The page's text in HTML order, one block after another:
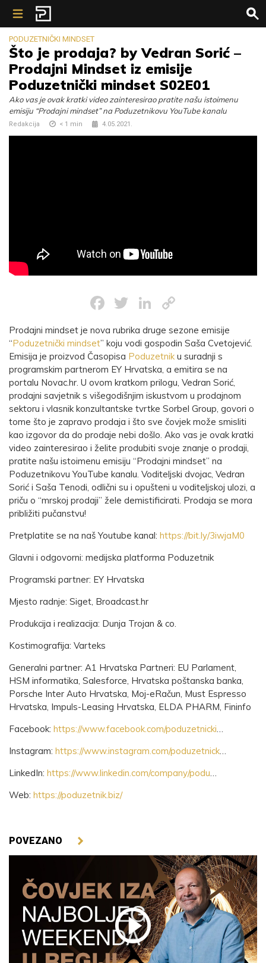
Skip to content
PODUZETNIČKI MINDSET
Što je prodaja? by Vedran Sorić –
Prodajni Mindset iz emisije
Poduzetnički mindset S02E01
Ako vas je ovak kratki video zainteresirao pratite našu istoimenu
emisiju “Prodajni mindset” na Poduzetnikovu YouTube kanalu
Redakcija < 1 min 4.05.2021.
Facebook
TwitterLinkedIn
Link
Prodajni mindset je nova rubrika druge sezone emisije
“Poduzetnički mindset” koju vodi gospodin Saša Cvetojević.
Emisija je proizvod Časopisa Poduzetnik u suradnji s
programskim partnerom EY Hrvatska, a emitira se na
portalu Novac.hr. U ovom kratkom prilogu, Vedran Sorić,
prodajni savjetnik s višegodišnjim iskustvom u prodajnom
sektoru i vlasnik konzultantske tvrtke Sorbel Group, govori o
tome što je zapravo prodaja i što sve čovjek može smisliti
kao izgovor da do prodaje nebi došlo. Ako vas je ovak kratki
video zainteresirao i želite produbiti svoje znanje o prodaji,
pratite našu istoimenu emisiju “Prodajni mindset” na
Poduzetnikovu YouTube kanalu. Voditeljski dvojac, Vedran
Sorić i Saša Tenodi, odlični su i opušteni u voditeljskoj ulozi, a
priču o “mrskoj prodaji” žele demistificirati. Prodaja se mora
približiti pučanstvu!
Pretplatite se na naš Youtube kanal: https://bit.ly/3iwjaM0
Glavni i odgovorni: medijska platforma Poduzetnik
Programski partner: EY Hrvatska
Mjesto radnje: Siget, Broadcast.hr
Produkcija i realizacija: Dunja Trojan & co.
Kostimografija: Varteks
Generalni partner: A1 Hrvatska Partneri: EU Parlament,
HSM informatika, Salesforce, Hrvatska poštanska banka,
Porsche Inter Auto Hrvatska, Moj-eRačun, Must Espresso
Hrvatska, Impuls-Leasing Hrvatska, ELDA PHARM, Fininfo
Facebook: https://www.facebook.com/poduzetnicki​…
Instagram: https://www.instagram.com/poduzetnick​…
LinkedIn: https://www.linkedin.com/company/podu​…
Web: https://poduzetnik.biz/
POVEZANO